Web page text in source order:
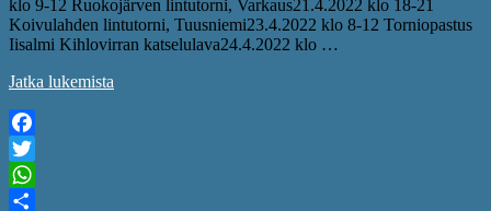
klo 9-12 Ruokojärven lintutorni, Varkaus21.4.2022 klo 18-21
Koivulahden lintutorni, Tuusniemi23.4.2022 klo 8-12 Torniopastus
Iisalmi Kihlovirran katselulava24.4.2022 klo …
Jatka lukemista
Facebook
Twitter
WhatsApp